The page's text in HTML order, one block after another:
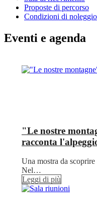
Proposte di percorso
Condizioni di noleggio
Eventi e agenda
"Le nostre
racconta
Una mostra da
Nel…
Leggi di più